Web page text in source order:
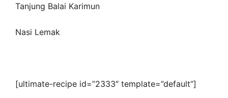
Tanjung Balai Karimun
Nasi Lemak
[ultimate-recipe id=”2333″ template=”default”]